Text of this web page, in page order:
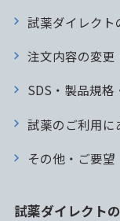
試薬ダイレクト
注文内容の変更
SDS・製品規
試薬のご利用に
その他・ご要望
試薬ダイレクト